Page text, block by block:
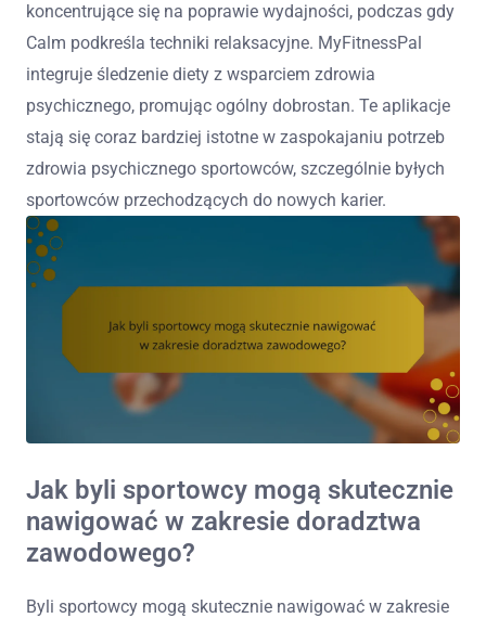
koncentrujące się na poprawie wydajności, podczas gdy
Calm podkreśla techniki relaksacyjne. MyFitnessPal
integruje śledzenie diety z wsparciem zdrowia
psychicznego, promując ogólny dobrostan. Te aplikacje
stają się coraz bardziej istotne w zaspokajaniu potrzeb
zdrowia psychicznego sportowców, szczególnie byłych
sportowców przechodzących do nowych karier.
Jak byli sportowcy mogą skutecznie
nawigować w zakresie doradztwa
zawodowego?
Byli sportowcy mogą skutecznie nawigować w zakresie